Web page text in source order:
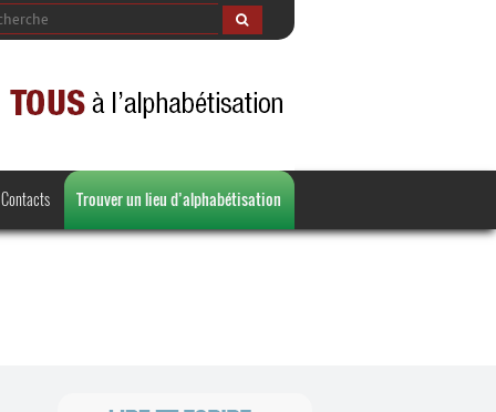
Contacts Trouver un lieu d’alphabétisation